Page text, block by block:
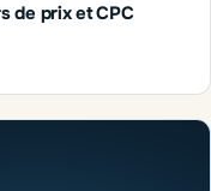
de prix et CPC